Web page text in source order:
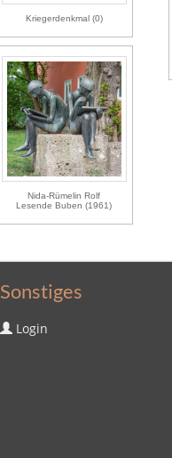
Kriegerdenkmal (0)
Nida-Rümelin Rolf
Lesende Buben (1961)
Sonstiges
Login